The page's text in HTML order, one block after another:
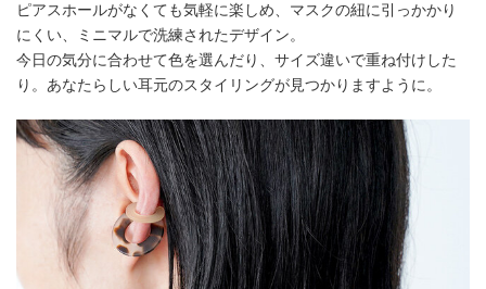
ピアスホールがなくても気軽に楽しめ、マスクの紐に引っかかり
にくい、ミニマルで洗練されたデザイン。
今日の気分に合わせて色を選んだり、サイズ違いで重ね付けした
り。あなたらしい耳元のスタイリングが見つかりますように。